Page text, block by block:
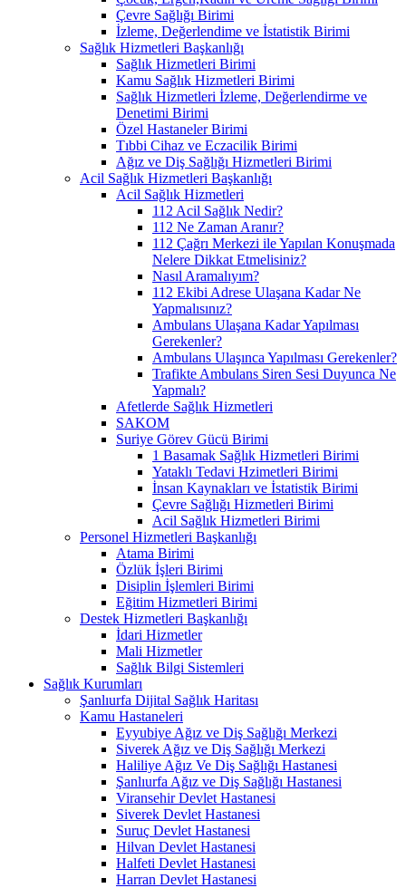
Çevre Sağlığı Birimi
İzleme, Değerlendime ve İstatistik Birimi
Sağlık Hizmetleri Başkanlığı
Sağlık Hizmetleri Birimi
Kamu Sağlık Hizmetleri Birimi
Sağlık Hizmetleri İzleme, Değerlendirme ve
Denetimi Birimi
Özel Hastaneler Birimi
Tıbbi Cihaz ve Eczacilik Birimi
Ağız ve Diş Sağlığı Hizmetleri Birimi
Acil Sağlık Hizmetleri Başkanlığı
Acil Sağlık Hizmetleri
112 Acil Sağlık Nedir?
112 Ne Zaman Aranır?
112 Çağrı Merkezi ile Yapılan Konuşmada
Nelere Dikkat Etmelisiniz?
Nasıl Aramalıyım?
112 Ekibi Adrese Ulaşana Kadar Ne
Yapmalısınız?
Ambulans Ulaşana Kadar Yapılması
Gerekenler?
Ambulans Ulaşınca Yapılması Gerekenler?
Trafikte Ambulans Siren Sesi Duyunca Ne
Yapmalı?
Afetlerde Sağlık Hizmetleri
SAKOM
Suriye Görev Gücü Birimi
1 Basamak Sağlık Hizmetleri Birimi
Yataklı Tedavi Hzimetleri Birimi
İnsan Kaynakları ve İstatistik Birimi
Çevre Sağlığı Hizmetleri Birimi
Acil Sağlık Hizmetleri Birimi
Personel Hizmetleri Başkanlığı
Atama Birimi
Özlük İşleri Birimi
Disiplin İşlemleri Birimi
Eğitim Hizmetleri Birimi
Destek Hizmetleri Başkanlığı
İdari Hizmetler
Mali Hizmetler
Sağlık Bilgi Sistemleri
Sağlık Kurumları
Şanlıurfa Dijital Sağlık Haritası
Kamu Hastaneleri
Eyyubiye Ağız ve Diş Sağlığı Merkezi
Siverek Ağız ve Diş Sağlığı Merkezi
Haliliye Ağız Ve Diş Sağlığı Hastanesi
Şanlıurfa Ağız ve Diş Sağlığı Hastanesi
Viransehir Devlet Hastanesi
Siverek Devlet Hastanesi
Suruç Devlet Hastanesi
Hilvan Devlet Hastanesi
Halfeti Devlet Hastanesi
Harran Devlet Hastanesi